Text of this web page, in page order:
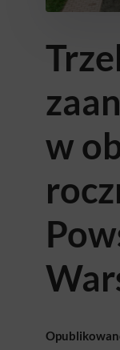
w